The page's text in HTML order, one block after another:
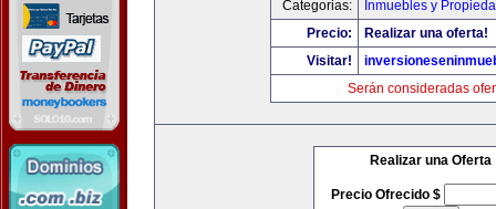
Categorias:
Inmuebles y
Precio:
Realizar una oferta!
Visitar!
Serán consideradas
Realizar una Oferta
Precio Ofrecido $